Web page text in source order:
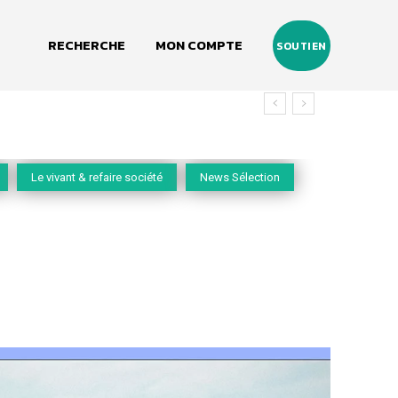
RECHERCHE MON COMPTE SOUTIEN
Le vivant & refaire société News Sélection